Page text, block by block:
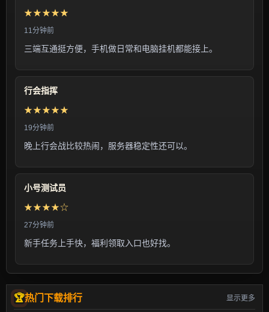
★★★★★
11分钟前
三端互通挺方便，手机做日常和电脑挂机都能接上。
行会指挥
★★★★★
19分钟前
晚上行会战比较热闹，服务器稳定性还可以。
小号测试员
★★★★☆
27分钟前
新手任务上手快，福利领取入口也好找。
热门下载排行 显示更多